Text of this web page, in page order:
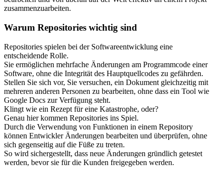
zusammenzuarbeiten.
Warum Repositories wichtig sind
Repositories spielen bei der Softwareentwicklung eine
entscheidende Rolle.
Sie ermöglichen mehrfache Änderungen am Programmcode einer
Software, ohne die Integrität des Hauptquellcodes zu gefährden.
Stellen Sie sich vor, Sie versuchen, ein Dokument gleichzeitig mit
mehreren anderen Personen zu bearbeiten, ohne dass ein Tool wie
Google Docs zur Verfügung steht.
Klingt wie ein Rezept für eine Katastrophe, oder?
Genau hier kommen Repositories ins Spiel.
Durch die Verwendung von Funktionen in einem Repository
können Entwickler Änderungen bearbeiten und überprüfen, ohne
sich gegenseitig auf die Füße zu treten.
So wird sichergestellt, dass neue Änderungen gründlich getestet
werden, bevor sie für die Kunden freigegeben werden.